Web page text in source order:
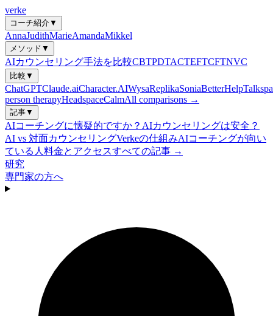
verke
コーチ紹介▼
AnnaJudithMarieAmandaMikkel
メソッド ▼
AIカウンセリング手法を比較CBTPDTACTEFTCFTNVC
比較 ▼
ChatGPTClaude.aiCharacter.AIWysaReplikaSoniaBetterHelp
person therapyHeadspaceCalmAll comparisons →
記事▼
AIコーチングに懐疑的ですか？ AIカウンセリングは安全？
AI vs 対面カウンセリングVerkeの仕組みAIコーチングが向い
ている人 料金とアクセスすべての記事 →
研究
専門家の方へ